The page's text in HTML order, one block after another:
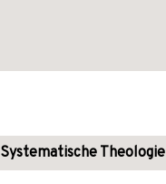
Systematische Theologie